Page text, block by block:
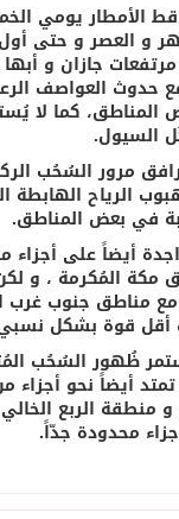
الأمطار يومي
و العصر و حتى
جازان و
حدوث العواصف
المناطق، كما لا
السيول.
مرور السُحُب
الرياح
في بعض المناطق.
أيضاً على أجزاء
مكة المُكرمة ، و
مع مناطق جنوب
أقل قوة بشكل
ظُهور السُحُب
أيضاً نحو أجزاء
و منطقة الربع
محدودة جدّاً.